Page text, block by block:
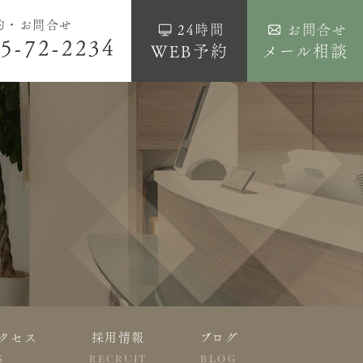
・お問合せ
72-2234
24時間
WEB予約
お問合せ
メール相談
セス 採用情報
RECRUIT
ブログ
BLOG